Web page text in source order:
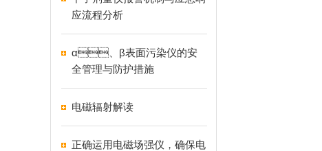
应流程分析
α、β表面污染仪的安
全管理与防护措施
电磁辐射解读
正确运用电磁场强仪，确保电